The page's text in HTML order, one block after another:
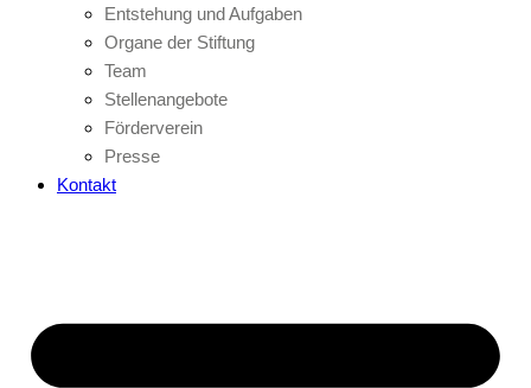
Entstehung und Aufgaben
Organe der Stiftung
Team
Stellenangebote
Förderverein
Presse
Kontakt